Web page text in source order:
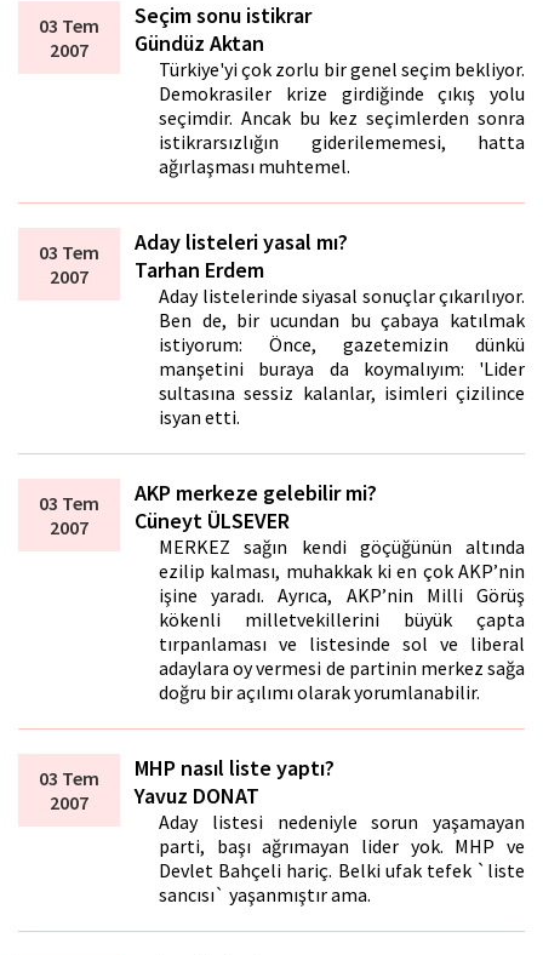
03 Tem
2007
Seçim sonu istikrar
Gündüz Aktan
Türkiye'yi çok zorlu bir genel seçim bekliyor.
Demokrasiler krize girdiğinde çıkış yolu
seçimdir. Ancak bu kez seçimlerden sonra
istikrarsızlığın giderilememesi, hatta
ağırlaşması muhtemel.
03 Tem
2007
Aday listeleri yasal mı?
Tarhan Erdem
Aday listelerinde siyasal sonuçlar çıkarılıyor.
Ben de, bir ucundan bu çabaya katılmak
istiyorum: Önce, gazetemizin dünkü
manşetini buraya da koymalıyım: 'Lider
sultasına sessiz kalanlar, isimleri çizilince
isyan etti.
03 Tem
2007
AKP merkeze gelebilir mi?
Cüneyt ÜLSEVER
MERKEZ sağın kendi göçüğünün altında
ezilip kalması, muhakkak ki en çok AKP’nin
işine yaradı. Ayrıca, AKP’nin Milli Görüş
kökenli milletvekillerini büyük çapta
tırpanlaması ve listesinde sol ve liberal
adaylara oy vermesi de partinin merkez sağa
doğru bir açılımı olarak yorumlanabilir.
03 Tem
2007
MHP nasıl liste yaptı?
Yavuz DONAT
Aday listesi nedeniyle sorun yaşamayan
parti, başı ağrımayan lider yok. MHP ve
Devlet Bahçeli hariç. Belki ufak tefek `liste
sancısı` yaşanmıştır ama.